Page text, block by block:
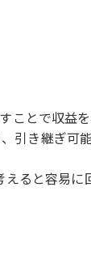
とで収益を
引き継ぎ可能
ると容易に